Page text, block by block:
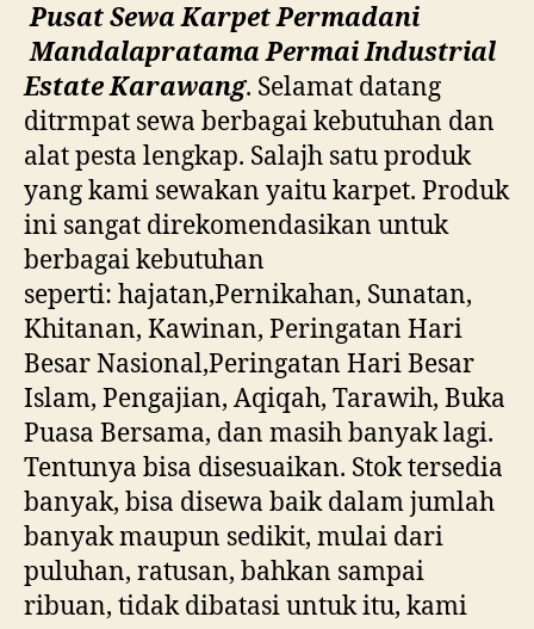
Pusat Sewa Karpet Permadani
Mandalapratama Permai Industrial
Estate Karawang. Selamat datang
ditrmpat sewa berbagai kebutuhan dan
alat pesta lengkap. Salajh satu produk
yang kami sewakan yaitu karpet. Produk
ini sangat direkomendasikan untuk
berbagai kebutuhan
seperti: hajatan,Pernikahan, Sunatan,
Khitanan, Kawinan, Peringatan Hari
Besar Nasional,Peringatan Hari Besar
Islam, Pengajian, Aqiqah, Tarawih, Buka
Puasa Bersama, dan masih banyak lagi.
Tentunya bisa disesuaikan. Stok tersedia
banyak, bisa disewa baik dalam jumlah
banyak maupun sedikit, mulai dari
puluhan, ratusan, bahkan sampai
ribuan, tidak dibatasi untuk itu, kami